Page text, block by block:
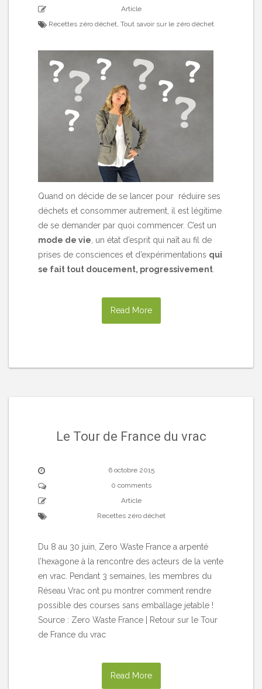
Article
Recettes zéro déchet, Tout savoir sur le zéro déchet
Quand on décide de se lancer pour réduire ses
déchets et consommer autrement, il est légitime
de se demander par quoi commencer. C’est un
mode de vie , un état d’esprit qui naît au fil de
prises de consciences et d’expérimentations qui
se fait tout doucement, progressivement
Read More
Le Tour de France du vrac
6 octobre 2015
0 comments
Article
Recettes zéro déchet
Du 8 au 30 juin, Zero Waste France a arpenté
l’hexagone à la rencontre des acteurs de la vente
en vrac. Pendant 3 semaines, les membres du
Réseau Vrac ont pu montrer comment rendre
possible des courses sans emballage jetable !
Source : Zero Waste France | Retour sur le Tour
de France du vrac
Read More